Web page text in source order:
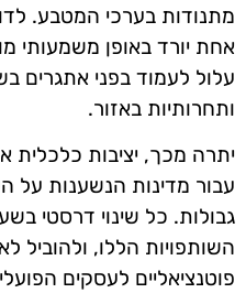
מתנודות בערכי המטבע.
אחת יורד באופן משמעותי
עלול לעמוד בפני אתגרים
ותחרותיות באזור.
יתרה מכך, יציבות כלכלית
עבור מדינות הנשענות על
גבולות. כל שינוי דרסטי
השותפויות הללו, ולהוביל
פוטנציאליים לעסקים